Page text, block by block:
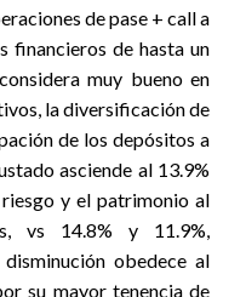
de pase + call a
financieros de hasta un
muy bueno en
la diversificación de
de los depósitos a
asciende al 13.9%
y el patrimonio al
vs 14.8% y 11.9%,
disminución obedece al
su mayor tenencia de